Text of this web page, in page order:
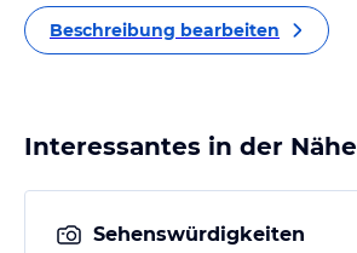
Beschreibung bearbeiten
Interessantes in der Nähe
Sehenswürdigkeiten